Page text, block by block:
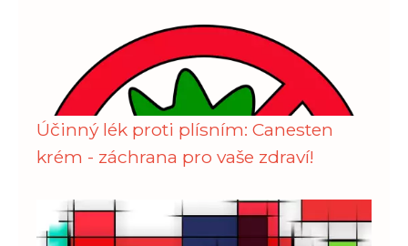
Účinný lék proti plísním: Canesten
krém - záchrana pro vaše zdraví!